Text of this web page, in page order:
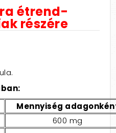
étrend-
részére
Mennyiség
600 mg